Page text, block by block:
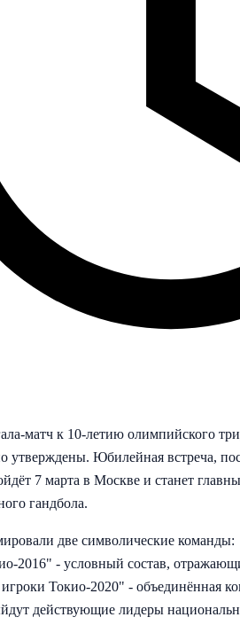
к 10‑летию олимпийского
утверждены. Юбилейная встреча,
7 марта в Москве и станет
гандбола.
две символические команды:
- условный состав,
Токио‑2020" - объединённая
действующие лидеры